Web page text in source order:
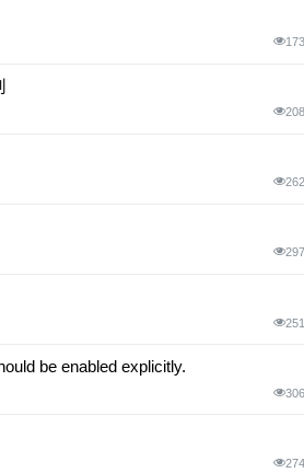
173
208
262
297
251
be enabled explicitly.
306
274